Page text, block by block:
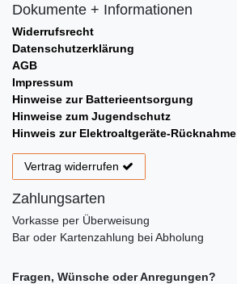
Dokumente + Informationen
Widerrufsrecht
Datenschutzerklärung
AGB
Impressum
Hinweise zur Batterieentsorgung
Hinweise zum Jugendschutz
Hinweis zur Elektroaltgeräte-Rücknahme
Vertrag widerrufen
Zahlungsarten
Vorkasse per Überweisung
Bar oder Kartenzahlung bei Abholung
Fragen, Wünsche oder Anregungen?